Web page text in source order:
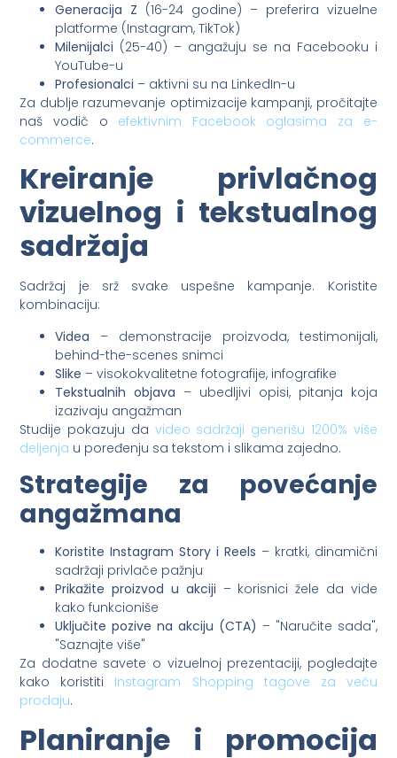
Generacija Z (16-24 godine) – preferira vizuelne
platforme (Instagram, TikTok)
Milenijalci (25-40) – angažuju se na Facebooku i
YouTube-u
Profesionalci – aktivni su na LinkedIn-u
Za dublje razumevanje optimizacije kampanji, pročitajte
naš vodič o efektivnim Facebook oglasima za e-
commerce.
Kreiranje privlačnog
vizuelnog i tekstualnog
sadržaja
Sadržaj je srž svake uspešne kampanje. Koristite
kombinaciju:
Videa – demonstracije proizvoda, testimonijali,
behind-the-scenes snimci
Slike – visokokvalitetne fotografije, infografike
Tekstualnih objava – ubedljivi opisi, pitanja koja
izazivaju angažman
Studije pokazuju da video sadržaji generišu 1200% više
deljenja u poređenju sa tekstom i slikama zajedno.
Strategije za povećanje
angažmana
Koristite Instagram Story i Reels – kratki, dinamični
sadržaji privlače pažnju
Prikažite proizvod u akciji – korisnici žele da vide
kako funkcioniše
Uključite pozive na akciju (CTA) – "Naručite sada",
"Saznajte više"
Za dodatne savete o vizuelnoj prezentaciji, pogledajte
kako koristiti Instagram Shopping tagove za veću
prodaju.
Planiranje i promocija